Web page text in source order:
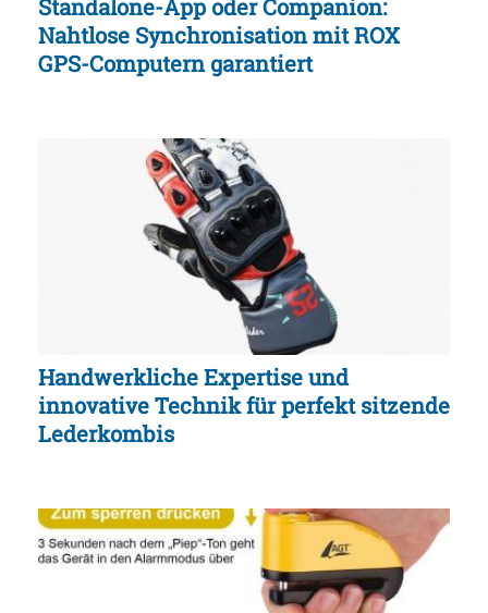
Standalone-App oder Companion:
Nahtlose Synchronisation mit ROX
GPS-Computern garantiert
Handwerkliche Expertise und
innovative Technik für perfekt sitzende
Lederkombis